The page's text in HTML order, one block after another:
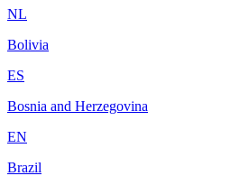
NL
Bolivia
ES
Bosnia and Herzegovina
EN
Brazil